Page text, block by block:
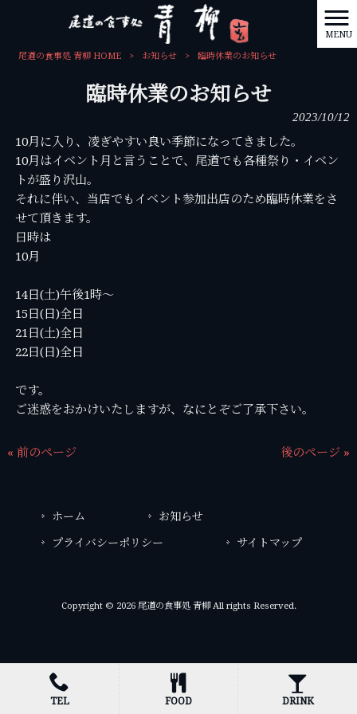
MENU
尾道の食事処 青柳 HOME > お知らせ > 臨時休業のお知らせ
臨時休業のお知らせ
2023/10/12
10月に入り、凌ぎやすい良い季節になってきました。
10月はイベント月と言うことで、尾道でも各種祭り・イベン
トが盛り沢山。
それに伴い、当店でもイベント参加出店のため臨時休業をさ
せて頂きます。
日時は
10月
14日(土)午後1時〜
15日(日)全日
21日(土)全日
22日(日)全日
です。
ご迷惑をおかけいたしますが、なにとぞご了承下さい。
« 前のページ 後のページ »
ホーム お知らせ
プライバシーポリシー サイトマップ
Copyright © 2026 尾道の食事処 青柳 All rights Reserved.
TEL FOOD DRINK